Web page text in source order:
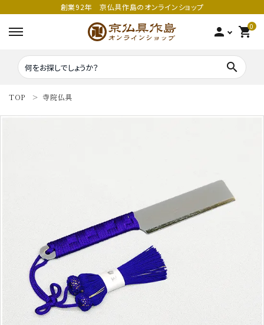
創業92年 京仏具作島のオンラインショップ
person 0
shopping_cart
search
鳴り物
印金
家庭用仏具
アウトレット
ご利用ガイド
TOP 寺院仏具